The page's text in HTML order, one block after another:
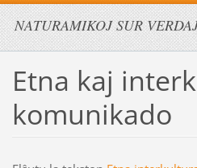
NATURAMIKOJ SUR
Etna kaj
komunikado